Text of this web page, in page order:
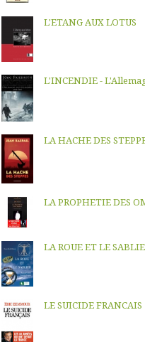
L'ETANG AUX LOTUS
L'INCENDIE -
LA HACHE DES
LA PROPHETIE DES
LA ROUE ET LE
LE SUICIDE FRANCAIS